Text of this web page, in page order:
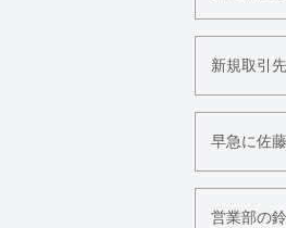
新規取引
早急に佐
営業部の